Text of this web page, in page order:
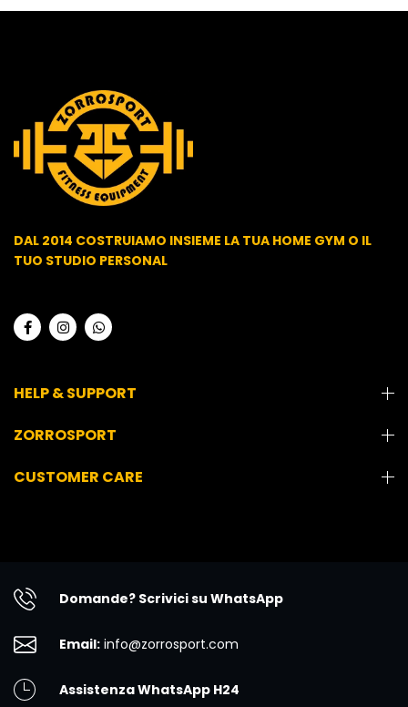
DAL 2014 COSTRUIAMO INSIEME LA TUA HOME GYM O IL
TUO STUDIO PERSONAL
HELP & SUPPORT
ZORROSPORT
CUSTOMER CARE
Domande? Scrivici su WhatsApp
Email: info@zorrosport.com
Assistenza WhatsApp H24